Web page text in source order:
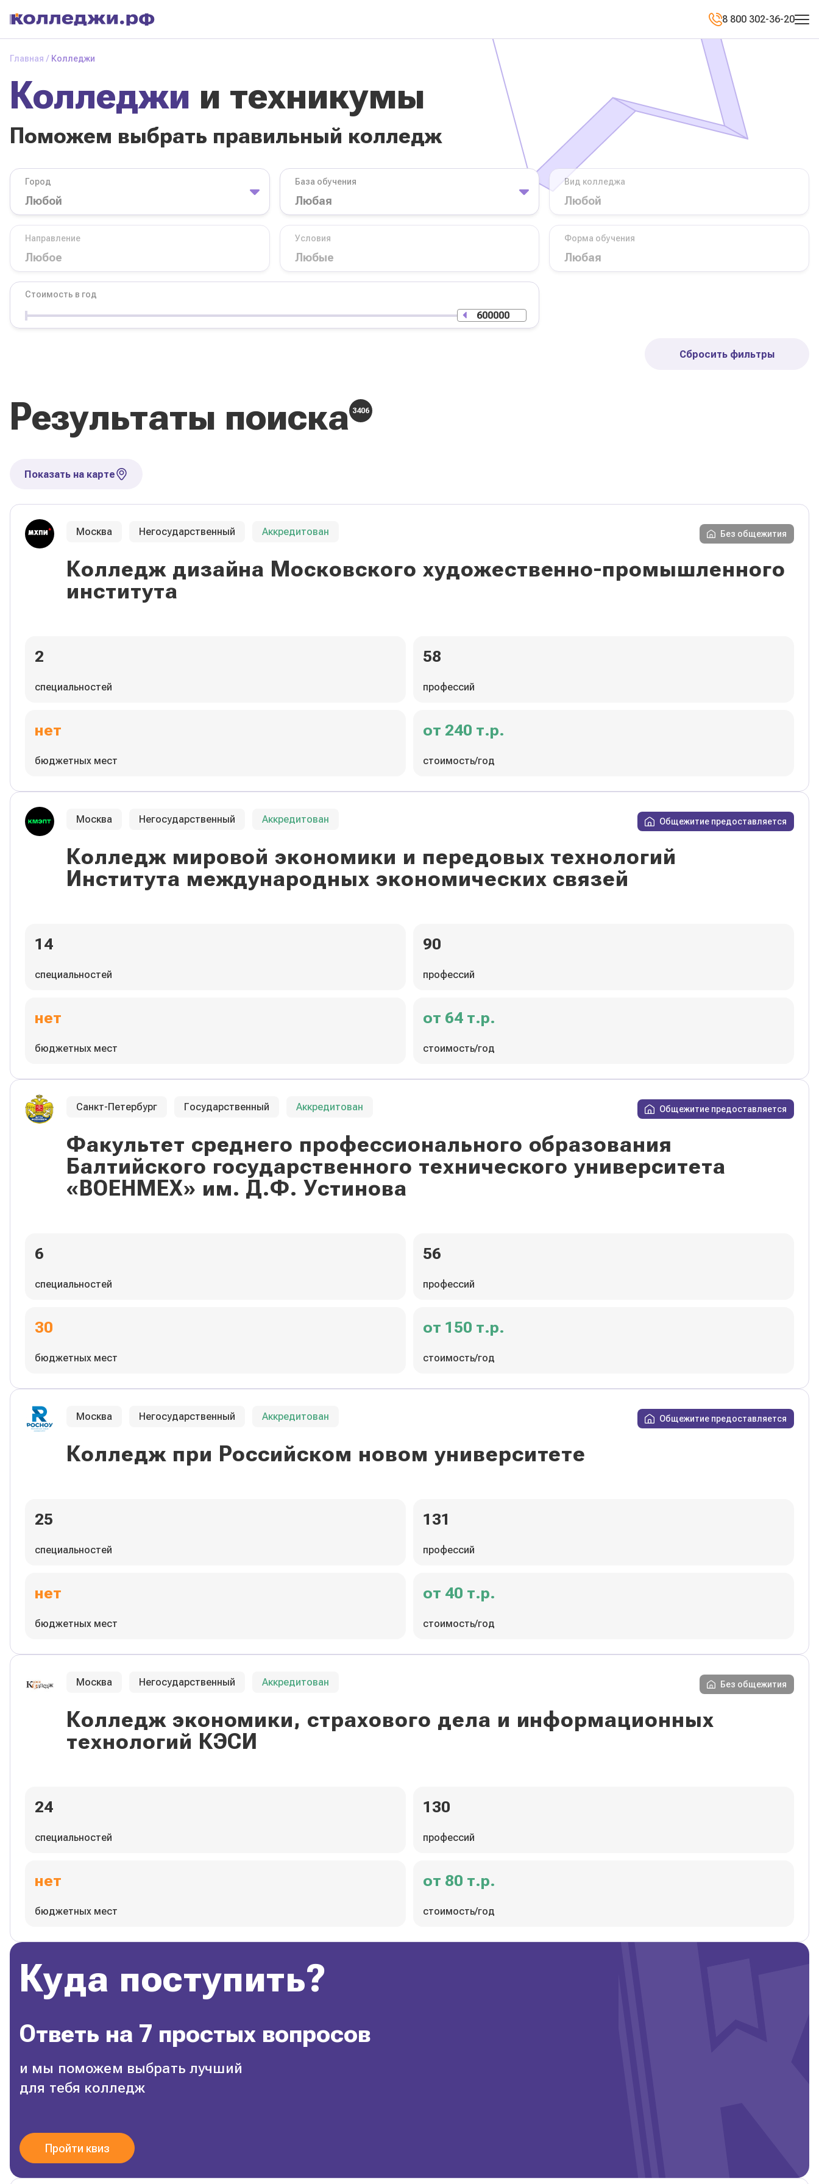
8 800 302-36-20
Главная Колледжи
Колледжи и техникумы
Поможем выбрать правильный колледж
Город База обучения Вид колледжа
Направление Условия Форма обучения
Стоимость в год
Сбросить фильтры
Результаты поиска 3406
Показать на карте
Москва Негосударственный Аккредитован Без общежития
Колледж дизайна Московского художественно-промышленного
института
2
специальностей
58
профессий
нет
бюджетных мест
от 240 т.р.
стоимость/год
Москва Негосударственный Аккредитован Общежитие предоставляется
Колледж мировой экономики и передовых технологий
Института международных экономических связей
14
специальностей
90
профессий
нет
бюджетных мест
от 64 т.р.
стоимость/год
Санкт-Петербург Государственный Аккредитован Общежитие предоставляется
Факультет среднего профессионального образования
Балтийского государственного технического университета
«ВОЕНМЕХ» им. Д.Ф. Устинова
6
специальностей
56
профессий
30
бюджетных мест
от 150 т.р.
стоимость/год
Москва Негосударственный Аккредитован Общежитие предоставляется
Колледж при Российском новом университете
25
специальностей
131
профессий
нет
бюджетных мест
от 40 т.р.
стоимость/год
Москва Негосударственный Аккредитован Без общежития
Колледж экономики, страхового дела и информационных
технологий КЭСИ
24
специальностей
130
профессий
нет
бюджетных мест
от 80 т.р.
стоимость/год
Куда поступить?
Ответь на 7 простых вопросов
и мы поможем выбрать лучший
для тебя колледж
Пройти квиз
Колледжии
техникумы
Поможем выбрать
правильный
колледж
Город
колледжа
Условия Форма обучения